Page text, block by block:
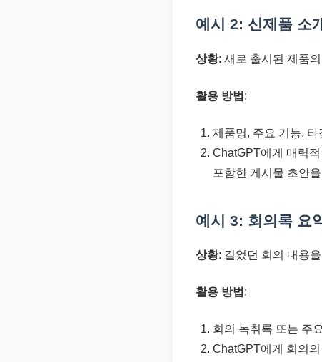
예시 2: 신제품 소
상황: 새로 출시된 제품
활용 방법 :
제품명, 주요 기능,
ChatGPT에게 매력
포함한 게시물 초안
예시 3: 회의록 요
상황: 길었던 회의 내용
활용 방법 :
회의 녹취록 또는 주
ChatGPT에게 회의